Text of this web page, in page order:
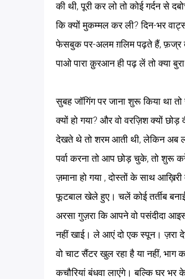
की थी, पूरी कर लो तो कोई गर्दन से
कि क्यों मुकम्मल कर ली? दिन-भर
फेसबुक पर-अलम ग़लिम पढ़ते हैं, फ़ज्र
पाओ पारा क़ुरआन ही पढ़ लें तो क्या बुरा
सुबह जॉगिंग पर जाना शुरू किया था
क्यों हो गया? और वो वरज़िश क्यों छोड़
देखते थे तो शरम आती थी, लेकिन अब
पर्वा करना तो आप छोड़ चुके, तो शुरू
ज़माना हो गया , दोस्तों के साथ आख़िरी
फूटबाल खेले हुए। चलें कोई तर्तीब
अरसा गुज़रा कि आपने वो पसंदीदा
नहीं खाई। ले आएं दो एक स्पून। ज़रा
वो चाट सैंटर खुल रहा है या नहीं, भाग
कचौरियां बंधवा लाएंगे। बल्कि घर भर